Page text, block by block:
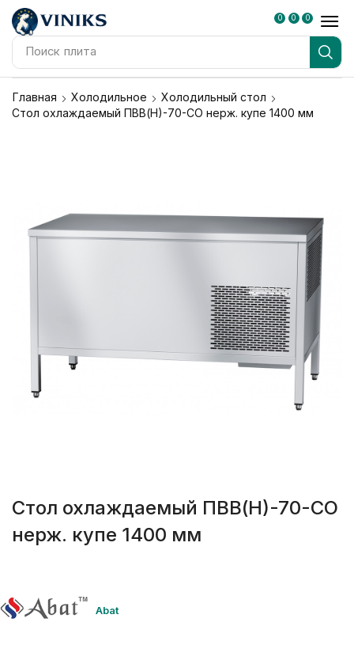
Поиск плита
0 0 0
Главная Холодильное
Холодильный стол
Стол охлаждаемый ПВВ(Н)-70-СО нерж. купе 1400 мм
Стол охлаждаемый ПВВ(Н)-70-СО
нерж. купе 1400 мм
Abat